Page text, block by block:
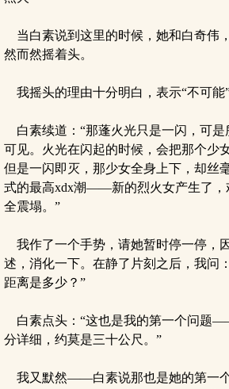
当白素说到这里的时候，她和白奇伟
然而然摇着头。
我摇头的理由十分明白，表示“不可能
白素续道：“那蓬火光只是一闪，可是
可见。火光在闪起的时候，会把那个少
但是一闪即灭，那少女全身上下，却丝
式的最高xdx潮——新的烈火女产生了，
全震塌。”
我作了一个手势，请她暂时停一停，
述，消化一下。在静了片刻之后，我问
距离是多少？”
白素点头：“这也是我的第一个问题
分详细，约莫是三十公尺。”
我又默然——白素说那也是她的第一